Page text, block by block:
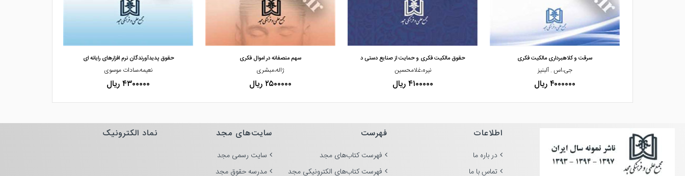
مشاهده و خرید
سرقت و کلاهبرداری مالکیت فکری
جی،اس . آلبنیز
۴۰۰۰۰۰۰ ریال
مشاهده و خرید
حقوق مالکیت فکری و حمایت از صنایع دستی د
نیره،غلامحسین
۴۱۰۰۰۰۰ ریال
سهم منصفانه در اموال فکری
ژاله،مبشری
۲۵۰۰۰۰۰ ریال
حقوق پدیدآورندگان نرم افزارهای رایانه ای
نعیمه،سادات موسوی
۴۳۰۰۰۰۰ ریال
اطلاعات
در باره ما
تماس با ما
فهرست
فهرست کتاب‌های مجد
فهرست کتاب‌های الکترونیکی مجد
سایت‌های مجد
سایت رسمی مجد
مدرسه حقوق مجد
نماد الکترونیک